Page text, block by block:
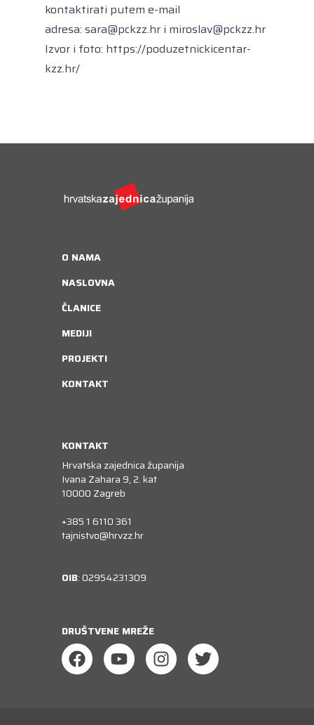
kontaktirati putem e-mail
adresa: sara@pckzz.hr i miroslav@pckzz.hr
Izvor i foto: https://poduzetnickicentar-
kzz.hr/
O NAMA
NASLOVNA
ČLANICE
MEDIJI
PROJEKTI
KONTAKT
KONTAKT
Hrvatska zajednica županija
Ivana Zahara 9, 2. kat
10000 Zagreb
+385 1 6110 361
tajnistvo@hrvzz.hr
OIB: 02954231309
DRUŠTVENE MREŽE